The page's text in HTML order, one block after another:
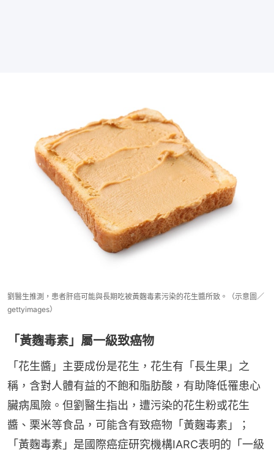
劉醫生推測，患者肝癌可能與長期吃被黃麴毒素污染的花生醬所致。（示意圖／
gettyimages）
「黃麴毒素」屬一級致癌物
「花生醬」主要成份是花生，花生有「長生果」之
稱，含對人體有益的不飽和脂肪酸，有助降低罹患心
臟病風險。但劉醫生指出，遭污染的花生粉或花生
醬、栗米等食品，可能含有致癌物「黃麴毒素」；
「黃麴毒素」是國際癌症研究機構IARC表明的「一級